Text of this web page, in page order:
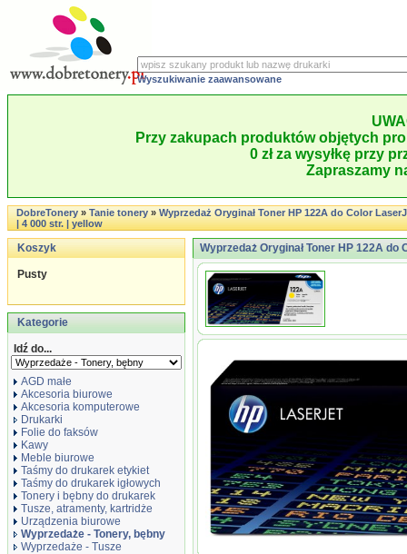
Wyszukiwanie zaawansowane
Przy zakupach produktów objętych
0 zł za wysyłkę przy
Zapraszamy
DobreTonery»Tanie tonery»Wyprzedaż Oryginał Toner HP 122A do Color
| 4 000 str. | yellow
Koszyk
Pusty
Kategorie
Idź do...
AGD małe
Akcesoria biurowe
Akcesoria komputerowe
Drukarki
Folie do faksów
Kawy
Meble biurowe
Taśmy do drukarek etykiet
Taśmy do drukarek igłowych
Tonery i bębny do drukarek
Tusze, atramenty, kartridże
Urządzenia biurowe
Wyprzedaże - Tonery, bębny
Wyprzedaże - Tusze
Wyprzedaż Oryginał Toner HP 122A